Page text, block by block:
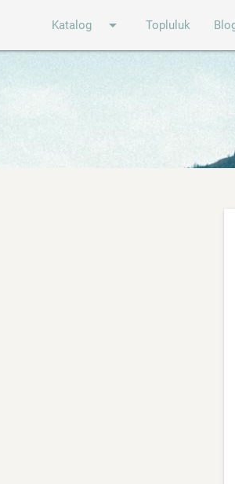
Katalog arrow_drop_down Topluluk